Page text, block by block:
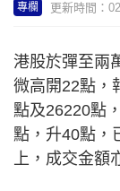
專欄 更新時間：
港股於彈至兩
微高開22點，
點及26220點
點，升40點，
上，成交金額